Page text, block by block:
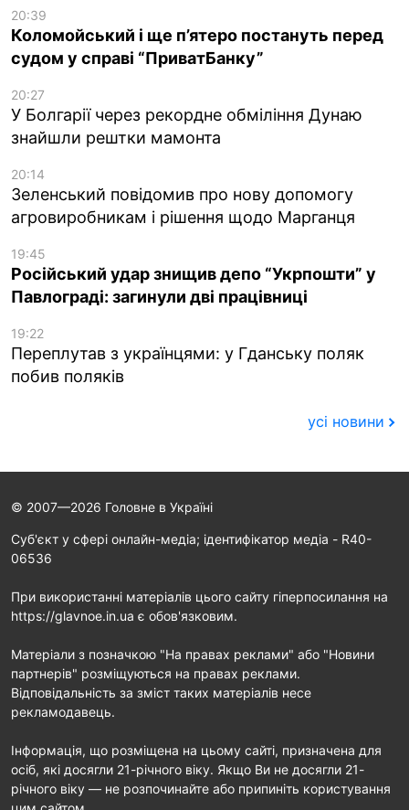
20:39
Коломойський і ще п’ятеро постануть перед
судом у справі “ПриватБанку”
20:27
У Болгарії через рекордне обміління Дунаю
знайшли рештки мамонта
20:14
Зеленський повідомив про нову допомогу
агровиробникам і рішення щодо Марганця
19:45
Російський удар знищив депо “Укрпошти” у
Павлограді: загинули дві працівниці
19:22
Переплутав з українцями: у Гданську поляк
побив поляків
усі новини
© 2007—2026 Головне в Україні
Cуб'єкт у сфері онлайн-медіа; ідентифікатор медіа - R40-
06536
При використанні матеріалів цього сайту гіперпосилання на
https://glavnoe.in.ua є обов'язковим.
Матеріали з позначкою "На правах реклами" або "Новини
партнерів" розміщуються на правах реклами.
Відповідальність за зміст таких матеріалів несе
рекламодавець.
Інформація, що розміщена на цьому сайті, призначена для
осіб, які досягли 21-річного віку. Якщо Ви не досягли 21-
річного віку — не розпочинайте або припиніть користування